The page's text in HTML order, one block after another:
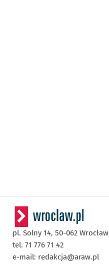
pl. Solny 14, 50-062 Wrocław
tel. 71 776 71 42
e-mail: redakcja@araw.pl